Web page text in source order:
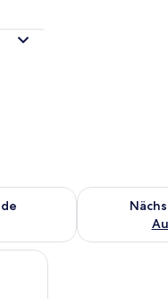
für dieses Überprüfe
Kopfteilen und